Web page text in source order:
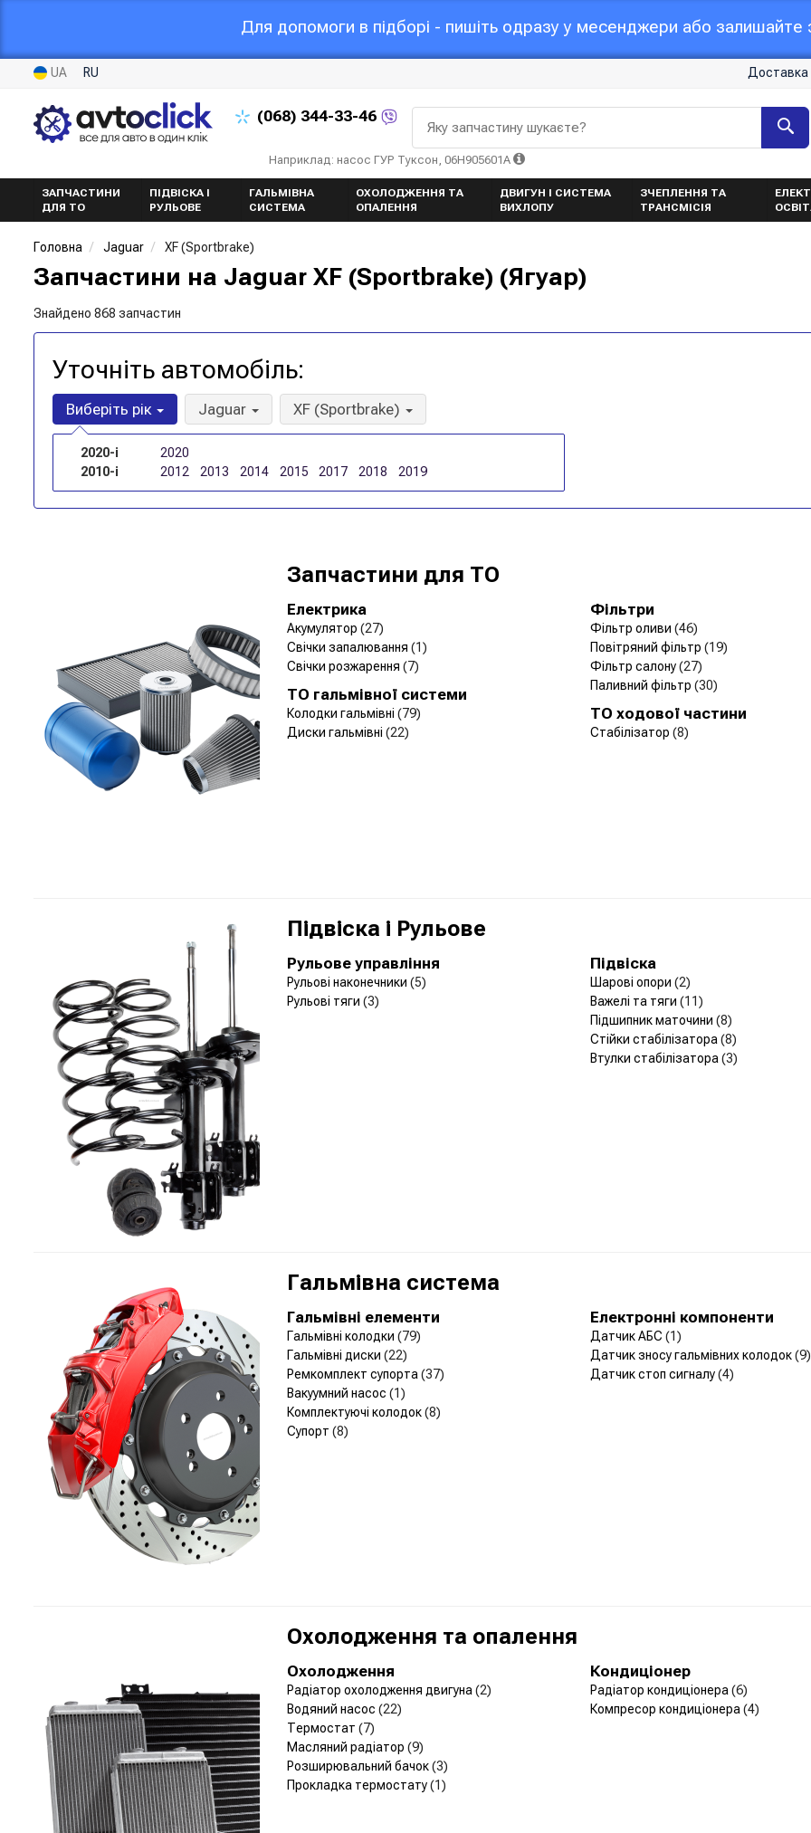
Для допомоги в підборі - пишіть одразу у месенджери або залишайте
UA RU Доставка
(068) 344-33-46
Яку запчастину шукаєте?
Наприклад: насос ГУР Туксон, 06H905601A
ЗАПЧАСТИНИ
ДЛЯ ТО
ПІДВІСКА І
РУЛЬОВЕ
ГАЛЬМІВНА
СИСТЕМА
ОХОЛОДЖЕННЯ ТА
ОПАЛЕННЯ
ДВИГУН І СИСТЕМА
ВИХЛОПУ
ЗЧЕПЛЕННЯ ТА
ТРАНСМІСІЯ
Головна Jaguar XF (Sportbrake)
Запчастини на Jaguar XF (Sportbrake) (Ягуар)
Знайдено 868 запчастин
Уточніть автомобіль:
Виберіть рік
2020-і
2020
2010-і
2012 2013 2014 2015 2017 2018 2019
Jaguar XF (Sportbrake)
Запчастини для ТО
Електрика
Акумулятор (27)
Свічки запалювання (1)
Свічки розжарення (7)
Фільтри
Фільтр оливи (46)
Повітряний фільтр (19)
Фільтр салону(27)
Паливний фільтр (30)
ТО гальмівної системи
Колодки гальмівні (79)
Диски гальмівні (22)
ТО ходової частини
Стабілізатор (8)
Підвіска і Рульове
Рульове управління
Рульові наконечники (5)
Рульові тяги (3)
Підвіска
Шарові опори (2)
Важелі та тяги (11)
Підшипник маточини (8)
Стійки стабілізатора (8)
Втулки стабілізатора (3)
Гальмівна система
Гальмівні елементи
Гальмівні колодки (79)
Гальмівні диски (22)
Ремкомплект супорта (37)
Вакуумний насос (1)
Комплектуючі колодок(8)
Супорт (8)
Електронні компоненти
Датчик АБС (1)
Датчик зносу гальмівних колодок(9)
Датчик стоп сигналу(4)
Охолодження та опалення
Охолодження
Радіатор охолодження двигуна (2)
Водяний насос (22)
Термостат (7)
Масляний радіатор (9)
Розширювальний бачок(3)
Прокладка термостату(1)
Кондиціонер
Радіатор кондиціонера (6)
Компресор кондиціонера (4)